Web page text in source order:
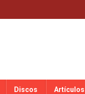
Discos Artículos